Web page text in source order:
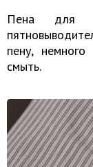
Пена для
пену,
смыть.